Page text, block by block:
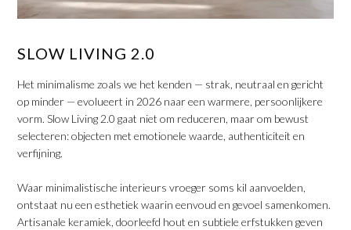
​SLOW LIVING 2.0
Het minimalisme zoals we het kenden — strak, neutraal en gericht
op minder — evolueert in 2026 naar een warmere, persoonlijkere
vorm. Slow Living 2.0 gaat niet om reduceren, maar om bewust
selecteren: objecten met emotionele waarde, authenticiteit en
verfijning.
​Waar minimalistische interieurs vroeger soms kil aanvoelden,
ontstaat nu een esthetiek waarin eenvoud en gevoel samenkomen.
Artisanale keramiek, doorleefd hout en subtiele erfstukken geven